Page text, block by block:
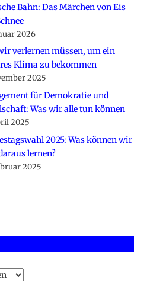
Bahn: Das Märchen von Eis
2026
verlernen müssen, um ein
Klima zu bekommen
2025
für Demokratie und
Was wir alle tun können
2025
2025: Was können wir
lernen?
2025